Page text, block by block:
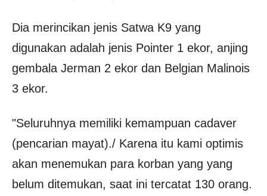
Dia merincikan jenis Satwa K9 yang
digunakan adalah jenis Pointer 1 ekor, anjing
gembala Jerman 2 ekor dan Belgian Malinois
3 ekor.
"Seluruhnya memiliki kemampuan cadaver
(pencarian mayat)./ Karena itu kami optimis
akan menemukan para korban yang yang
belum ditemukan, saat ini tercatat 130 orang.